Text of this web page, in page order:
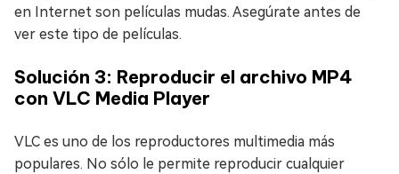
en Internet son películas mudas. Asegúrate antes de
ver este tipo de películas.
Solución 3: Reproducir el archivo MP4
con VLC Media Player
VLC es uno de los reproductores multimedia más
populares. No sólo le permite reproducir cualquier